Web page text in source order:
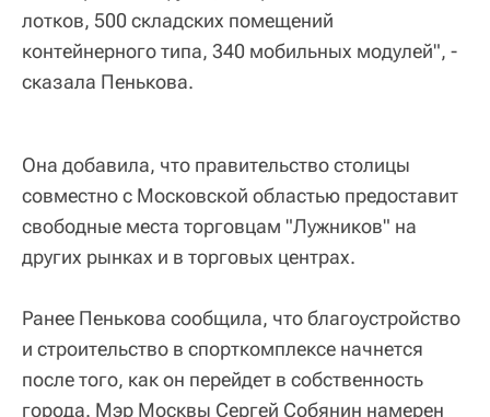
лотков, 500 складских помещений
контейнерного типа, 340 мобильных модулей", -
сказала Пенькова.
Она добавила, что правительство столицы
совместно с Московской областью предоставит
свободные места торговцам "Лужников" на
других рынках и в торговых центрах.
Ранее Пенькова сообщила, что благоустройство
и строительство в спорткомплексе начнется
после того, как он перейдет в собственность
города. Мэр Москвы Сергей Собянин намерен